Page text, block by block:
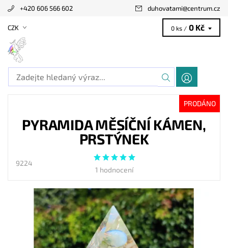
+420 606 566 602 duhovatami@centrum.cz
CZK 0 ks / 0 Kč
PRODÁNO
PYRAMIDA MĚSÍČNÍ KÁMEN,
PRSTÝNEK
9224
1 hodnocení